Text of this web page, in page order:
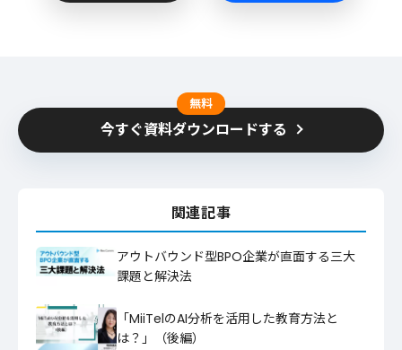
無料
今すぐ資料ダウンロードする
関連記事
アウトバウンド型BPO企業が直面する三大
課題と解決法
「MiiTelのAI分析を活用した教育方法と
は？」（後編）